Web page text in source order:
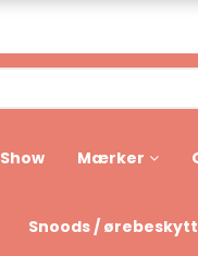
Show Mærker
Snoods /